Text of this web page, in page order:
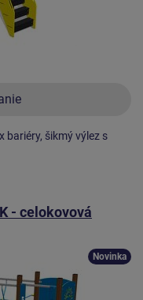
bariéry, šikmý výlez s
- celokovová
Novinka